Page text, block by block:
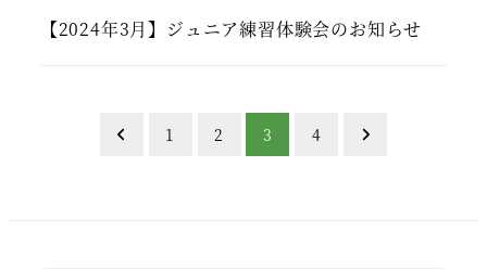
【2024年3月】ジュニア練習体験会のお知らせ
1 2 3 4